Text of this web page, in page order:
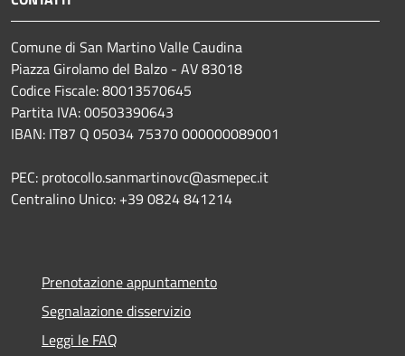
Comune di San Martino Valle Caudina
Piazza Girolamo del Balzo - AV 83018
Codice Fiscale: 80013570645
Partita IVA: 00503390643
IBAN: IT87 Q 05034 75370 000000089001
PEC: protocollo.sanmartinovc@asmepec.it
Centralino Unico: +39 0824 841214
Prenotazione appuntamento
Segnalazione disservizio
Leggi le FAQ